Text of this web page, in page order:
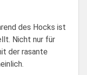
des Hocks ist
Nicht nur für
der rasante